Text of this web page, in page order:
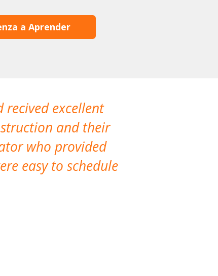
a Aprender
excellent
and their
who provided
easy to schedule